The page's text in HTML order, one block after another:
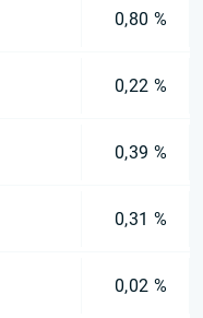
0,80 %
0,22 %
0,39 %
0,31 %
0,02 %